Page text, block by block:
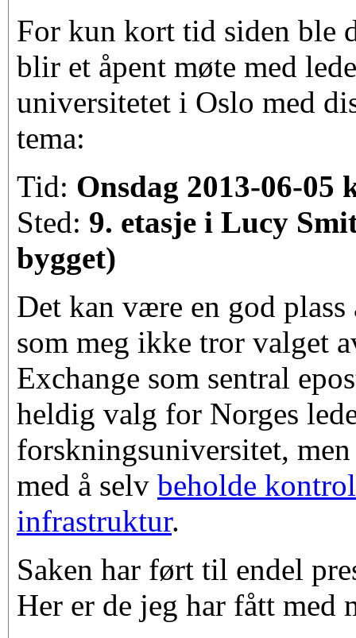
For kun kort tid siden ble
blir et åpent møte med
universitetet i Oslo med
tema:
Tid: Onsdag 2013-06-05
Sted: 9. etasje i Lucy
bygget)
Det kan være en god
som meg ikke tror valget
Exchange som sentral
heldig valg for Norges
forskningsuniversitet,
med å selv beholde
infrastruktur.
Saken har ført til endel
Her er de jeg har fått med